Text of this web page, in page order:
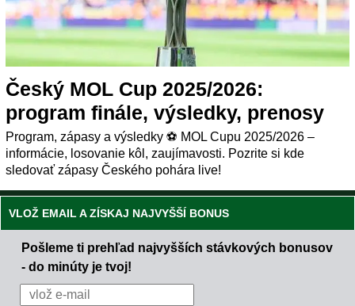
Český MOL Cup 2025/2026:
program finále, výsledky, prenosy
Program, zápasy a výsledky ⚽ MOL Cupu 2025/2026 –
informácie, losovanie kôl, zaujímavosti. Pozrite si kde
sledovať zápasy Českého pohára live!
VLOŽ EMAIL A ZÍSKAJ NAJVYŠŠÍ BONUS
Pošleme ti prehľad najvyšších stávkových bonusov
- do minúty je tvoj!